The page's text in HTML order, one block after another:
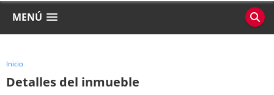
MENÚ
Inicio
Detalles del inmueble